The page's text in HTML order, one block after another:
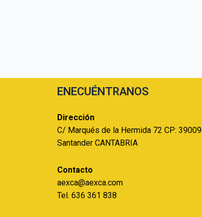
ENECUÉNTRANOS
Dirección
C/ Marqués de la Hermida 72 CP: 39009
Santander CANTABRIA
Contacto
aexca@aexca.com
Tel. 636 361 838